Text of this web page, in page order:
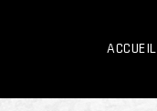
ACCUEIL